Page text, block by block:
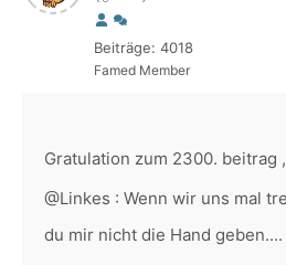
Beiträge: 4018
Famed Member
Gratulation zum 2300. beitrag
@Linkes : Wenn wir uns mal
du mir nicht die Hand geben....